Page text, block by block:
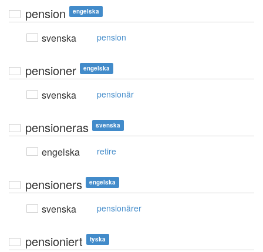
pension engelska
svenska pension
pensioner engelska
svenska pensionär
pensioneras svenska
engelska retire
pensioners engelska
svenska pensionärer
pensioniert tyska